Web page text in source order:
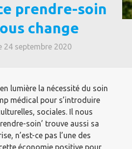
prendre-soin
change
24 septembre 2020
lumière la nécessité du soin
médical pour s’introduire
sociales. Il nous
soin’ trouve aussi sa
n’est-ce pas l’une des
économie positive pour